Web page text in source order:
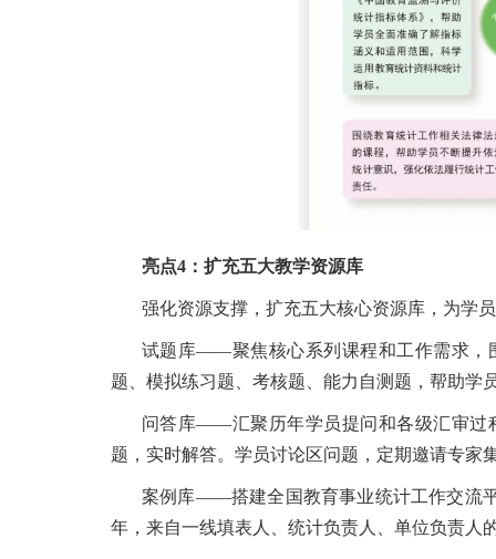
亮点4：扩充五大教学资源库
强化资源支撑，扩充五大核心资源库，为学
试题库——聚焦核心系列课程和工作需求，
题、模拟练习题、考核题、能力自测题，帮助学
问答库——汇聚历年学员提问和各级汇审过
题，实时解答。学员讨论区问题，定期邀请专家
案例库——搭建全国教育事业统计工作交流
年，来自一线填表人、统计负责人、单位负责人